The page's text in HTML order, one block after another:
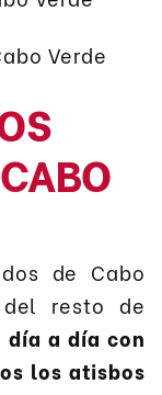
de Cabo
resto de
día a día con
los atisbos